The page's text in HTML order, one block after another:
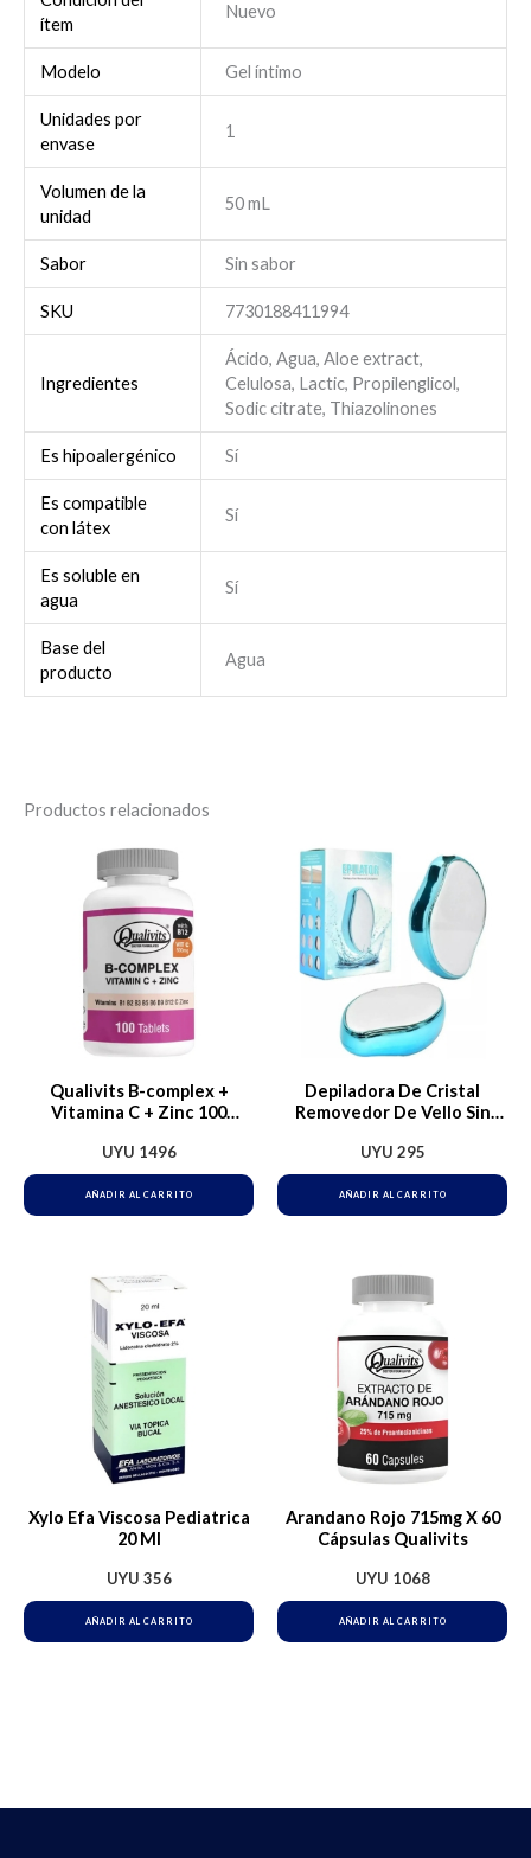
ítem
Nuevo
Modelo Gel íntimo
Unidades por
envase
1
Volumen de la
unidad
50 mL
Sabor Sin sabor
SKU 7730188411994
Ingredientes
Ácido, Agua, Aloe extract,
Celulosa, Lactic, Propilenglicol,
Sodic citrate, Thiazolinones
Es hipoalergénico Sí
Es compatible
con látex
Sí
Es soluble en
agua
Sí
Base del
producto
Agua
Productos relacionados
Qualivits B-complex +
Vitamina C + Zinc 100
UYU 1496
AÑADIR AL CARRITO
Depiladora De Cristal
Removedor De Vello Sin
UYU 295
AÑADIR AL CARRITO
Xylo Efa Viscosa Pediatrica
20 Ml
UYU 356
AÑADIR AL CARRITO
Arandano Rojo 715mg X 60
Cápsulas Qualivits
UYU 1068
AÑADIR AL CARRITO